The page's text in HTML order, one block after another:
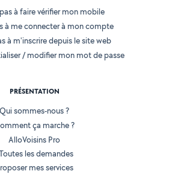
à faire vérifier mon mobile
à me connecter à mon compte
à m'inscrire depuis le site web
/ modifier mon mot de passe
PRÉSENTATION
Qui sommes-nous ?
ça marche ?
AlloVoisins Pro
les demandes
mes services